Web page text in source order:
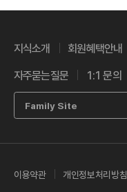
지식소개 회원혜택안내
자주묻는질문 1:1 문의
Family Site
이용약관 개인정보처리방침